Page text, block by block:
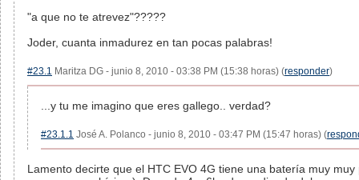
"a que no te atrevez"?????
Joder, cuanta inmadurez en tan pocas palabras!
#23.1 Maritza DG - junio 8, 2010 - 03:38 PM (15:38 horas) (responder)
...y tu me imagino que eres gallego.. verdad?
#23.1.1 José A. Polanco - junio 8, 2010 - 03:47 PM (15:47 horas) (
Lamento decirte que el HTC EVO 4G tiene una batería muy